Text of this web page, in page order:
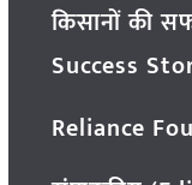
किसानों की
Success
Reliance